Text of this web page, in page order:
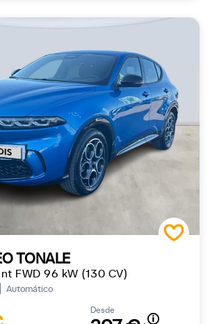
TONALE
FWD 96 kW (130 CV)
Automático
Desde